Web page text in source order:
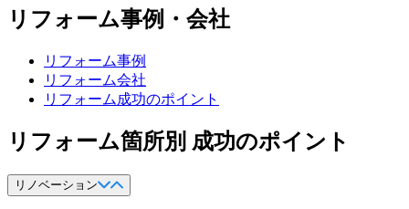
リフォーム事例・会社
リフォーム事例
リフォーム会社
リフォーム成功のポイント
リフォーム箇所別 成功のポイント
リノベーション